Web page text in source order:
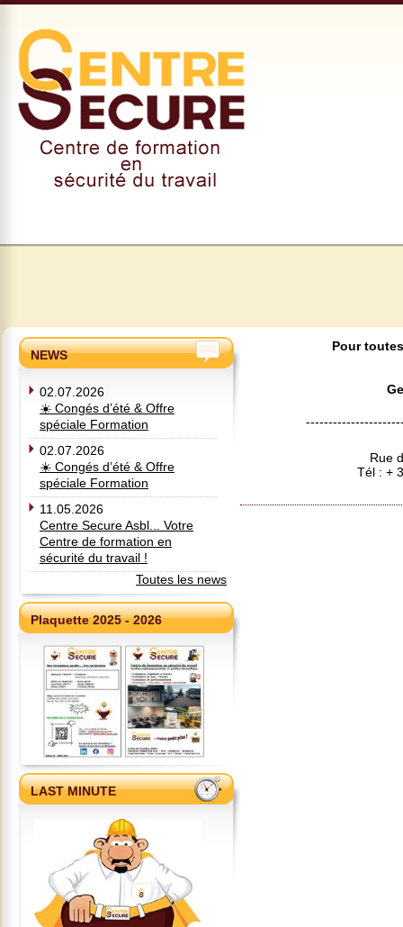
NEWS
02.07.2026
☀️ Congés d’été & Offre
spéciale Formation
02.07.2026
☀️ Congés d’été & Offre
spéciale Formation
11.05.2026
Centre Secure Asbl... Votre
Centre de formation en
sécurité du travail !
Toutes les news
Plaquette 2025 - 2026
LAST MINUTE
Pour
Rue
Tél : +